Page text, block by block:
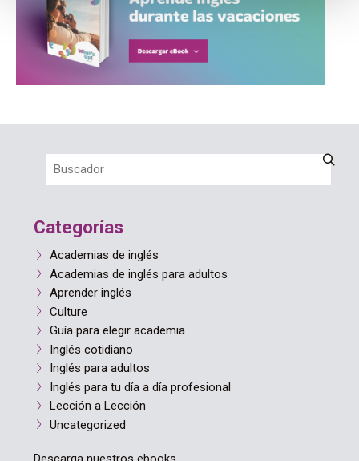
Categorías
Academias de inglés
Academias de inglés para adultos
Aprender inglés
Culture
Guía para elegir academia
Inglés cotidiano
Inglés para adultos
Inglés para tu día a día profesional
Lección a Lección
Uncategorized